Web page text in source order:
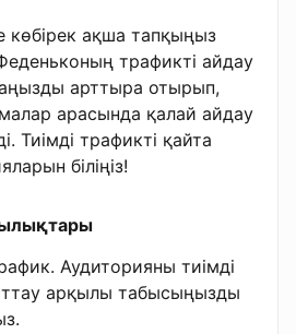
көбірек ақша тапқыңыз
трафикті айдау
арттыра отырып,
арасында қалай айдау
Тиімді трафикті қайта
біліңіз!
Аудиторияны тиімді
арқылы табысыңызды